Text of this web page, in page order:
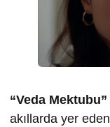
“Veda Mektubu”
akıllarda yer eden